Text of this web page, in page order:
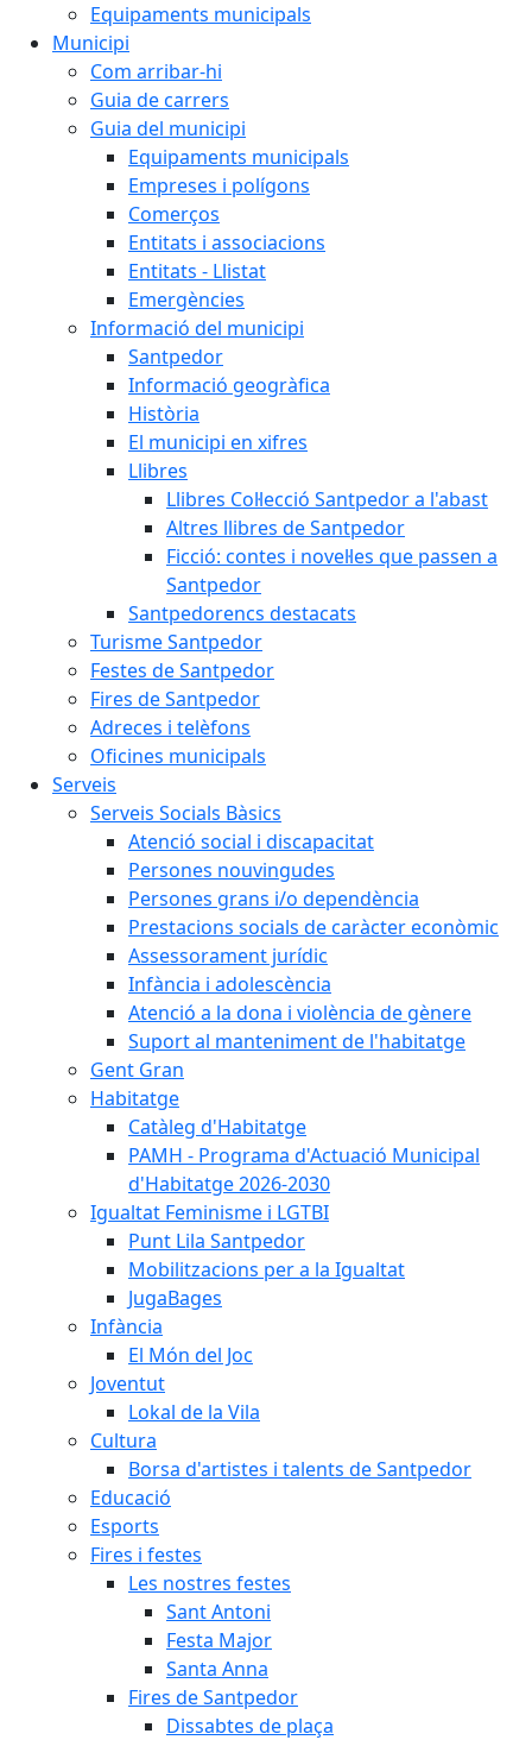
Equipaments municipals
Municipi
Com arribar-hi
Guia de carrers
Guia del municipi
Equipaments municipals
Empreses i polígons
Comerços
Entitats i associacions
Entitats - Llistat
Emergències
Informació del municipi
Santpedor
Informació geogràfica
Història
El municipi en xifres
Llibres
Llibres Col·lecció Santpedor a l'abast
Altres llibres de Santpedor
Ficció: contes i novel·les que passen a
Santpedor
Santpedorencs destacats
Turisme Santpedor
Festes de Santpedor
Fires de Santpedor
Adreces i telèfons
Oficines municipals
Serveis
Serveis Socials Bàsics
Atenció social i discapacitat
Persones nouvingudes
Persones grans i/o dependència
Prestacions socials de caràcter econòmic
Assessorament jurídic
Infància i adolescència
Atenció a la dona i violència de gènere
Suport al manteniment de l'habitatge
Gent Gran
Habitatge
Catàleg d'Habitatge
PAMH - Programa d'Actuació Municipal
d'Habitatge 2026-2030
Igualtat Feminisme i LGTBI
Punt Lila Santpedor
Mobilitzacions per a la Igualtat
JugaBages
Infància
El Món del Joc
Joventut
Lokal de la Vila
Cultura
Borsa d'artistes i talents de Santpedor
Educació
Esports
Fires i festes
Les nostres festes
Sant Antoni
Festa Major
Santa Anna
Fires de Santpedor
Dissabtes de plaça